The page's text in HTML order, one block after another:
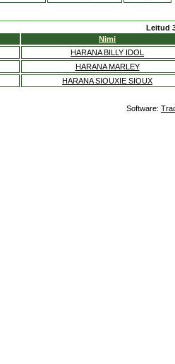
Leitud
Nimi
HARANA BILLY IDOL
HARANA MARLEY
HARANA SIOUXIE SIOUX
Software: